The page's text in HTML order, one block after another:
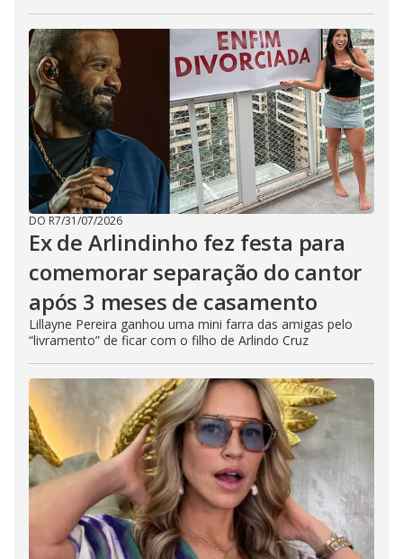
DO R7/31/07/2026
Ex de Arlindinho fez festa para
comemorar separação do cantor
após 3 meses de casamento
Lillayne Pereira ganhou uma mini farra das amigas pelo
“livramento” de ficar com o filho de Arlindo Cruz